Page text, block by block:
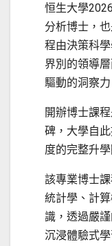
恒生大學
分析博士，
程由決策科
界別的領導
驅動的洞察
開辦博士課
碑，大學自
度的完整升學
該專業博士
統計學、計
識，透過嚴
沉浸體驗式